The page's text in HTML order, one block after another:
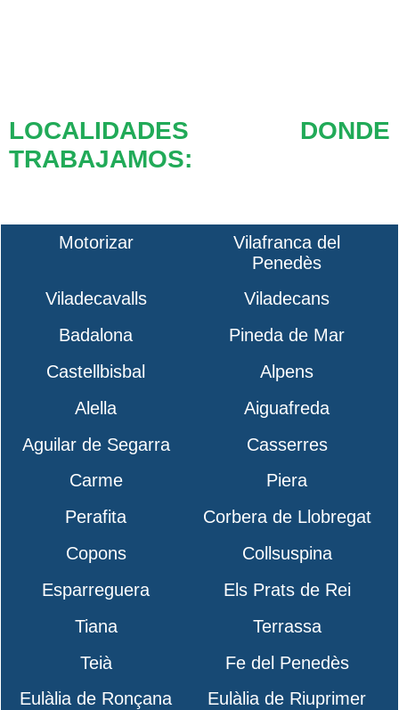
LOCALIDADES DONDE
TRABAJAMOS:
Motorizar
Vilafranca del
Penedès
Viladecavalls
Viladecans
Badalona
Pineda de Mar
Castellbisbal
Alpens
Alella
Aiguafreda
Aguilar de Segarra
Casserres
Carme
Piera
Perafita
Corbera de Llobregat
Copons
Collsuspina
Esparreguera
Els Prats de Rei
Tiana
Terrassa
Teià
Fe del Penedès
Eulàlia de Ronçana
Eulàlia de Riuprimer